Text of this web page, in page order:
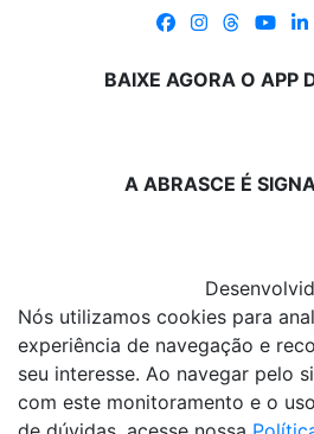
BAIXE AGORA O APP
A ABRASCE É
Nós utilizamos cookies para
experiência de navegação e
seu interesse. Ao navegar pelo
com este monitoramento e o